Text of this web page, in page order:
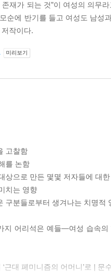
재가 되는 것”이 여성의 의무
순에 반기를 들고 여성도 남
작이다.
미리보기
고찰함
를 논함
상으로 만든 몇몇 저자들에 대한
치는 영향
구분들로부터 생겨나는 치명적
지 어리석은 예들―여성 습속
근대 페미니즘의 어머니’로 | 문